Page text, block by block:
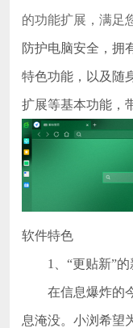
的功能扩展，满足
防护电脑安全，拥
特色功能，以及随
扩展等基本功能，
软件特色
1、“更贴新”的
在信息爆炸的今
息淹没。小浏希望